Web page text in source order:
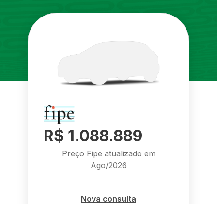
R$ 1.088.889
Preço Fipe atualizado em
Ago/2026
Nova consulta